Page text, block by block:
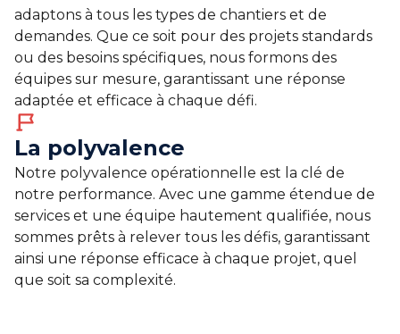
adaptons à tous les types de chantiers et de
demandes. Que ce soit pour des projets standards
ou des besoins spécifiques, nous formons des
équipes sur mesure, garantissant une réponse
adaptée et efficace à chaque défi.
La polyvalence
Notre polyvalence opérationnelle est la clé de
notre performance. Avec une gamme étendue de
services et une équipe hautement qualifiée, nous
sommes prêts à relever tous les défis, garantissant
ainsi une réponse efficace à chaque projet, quel
que soit sa complexité.